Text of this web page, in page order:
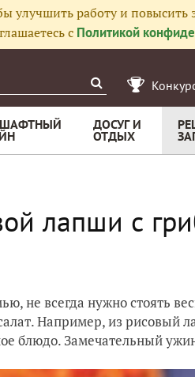
улучшить работу и повысить
с Политикой
ДОСУГ И
ОТДЫХ
лапши с
не всегда нужно стоять
Например, из рисовый
блюдо. Замечательный